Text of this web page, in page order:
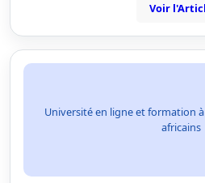
Voir
Université en ligne et formation
africains